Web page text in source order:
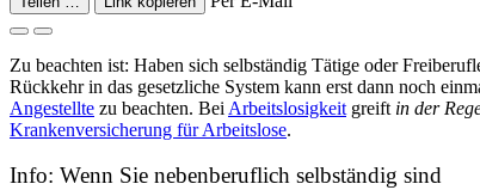
Zu beachten ist: Haben sich selbständig Tätige oder
Rückkehr in das gesetzliche System kann erst dann noch
Angestellte zu beachten. Bei Arbeitslosigkeit greift in der
Krankenversicherung für Arbeitslose.
Info: Wenn Sie nebenberuflich selbständig sind